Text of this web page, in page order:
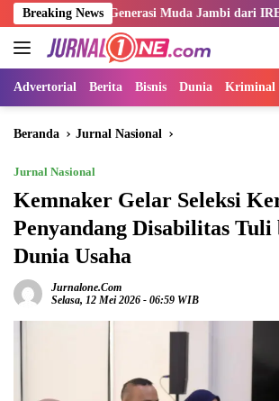
Langsung
ke
konten
Breaking News
Generasi Muda Jambi dari IRET, TCC, dan
Advertorial Berita Bisnis Dunia Kriminal
Beranda Jurnal Nasional
Jurnal Nasional
Kemnaker Gelar Seleksi
Penyandang Disabilitas Tuli
Dunia Usaha
Jurnalone.com
Selasa, 12 Mei 2026 - 06:59 WIB